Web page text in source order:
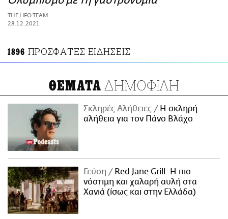
ΑΜΠΑ
PRINT
THE LIFO TEAM
28.12.2021
1896 ΠΡΟΣΦΑΤΕΣ ΕΙΔΗΣΕΙΣ
ΘΕΜΑΤΑ ΔΗΜΟΦΙΛΗ
Σκληρές Αλήθειες
H σκληρή
αλήθεια για τον Πάνο Βλάχο
Γεύση
Red Jane Grill: Η πιο
νόστιμη και χαλαρή αυλή στα
Χανιά (ίσως και στην Ελλάδα)